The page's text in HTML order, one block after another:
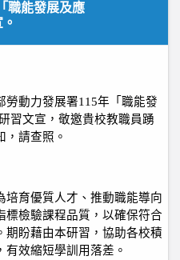
職能發展及應
勞動力發展署115年「職能發
習文宣，敬邀貴校教職員踴
，請查照。
培育優質人才、推動職能導向
標檢驗課程品質，以確保符合
期盼藉由本研習，協助各校積
效縮短學訓用落差。